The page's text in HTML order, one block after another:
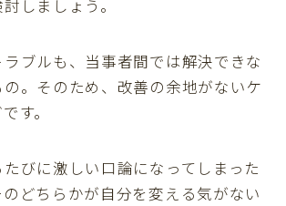
しましょう。
ブルも、当事者間では解決できな
。そのため、改善の余地がないケ
す。
びに激しい口論になってしまった
どちらかが自分を変える気がない